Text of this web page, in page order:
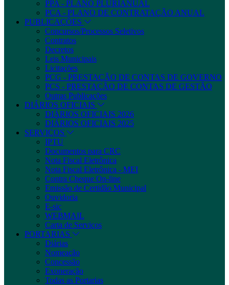
PPA - PLANO PLURIANUAL
PCA - PLANO DE CONTRATAÇÃO ANUAL
PUBLICAÇÕES
Concursos/Processos Seletivos
Contratos
Decretos
Leis Municipais
Licitações
PCG - PRESTAÇÃO DE CONTAS DE GOVERNO
PCS - PRESTAÇÃO DE CONTAS DE GESTÃO
Outras Publicações
DIÁRIOS OFICIAIS
DIÁRIOS OFICIAIS 2026
DIÁRIOS OFICIAIS 2025
SERVIÇOS
IPTU
Documentos para CRC
Nota Fiscal Eletrônica
Nota Fiscal Eletrônica - MEI
Contra Cheque On-line
Emissão de Certidão Municipal
Ouvidoria
E-sic
WEBMAIL
Carta de Serviços
PORTARIAS
Diárias
Nomeação
Concessão
Exoneração
Todas as Portarias